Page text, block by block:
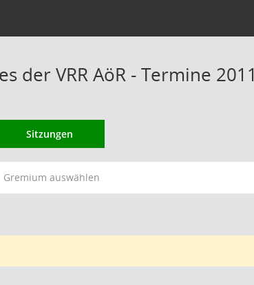
der VRR AöR - Termine 2011
Sitzungen
Gremium auswählen